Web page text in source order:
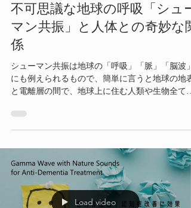
不可思議な地球の呼吸「シュー
マン共振」と人体との奇妙な関
係
シューマン共振は地球の「呼吸」「脈」「脳波」
にも例えられるもので、簡単に言うと地球の地表
と電離層の間で、地球上に住む人類や生物全てを
いる地球発信の電磁周波数のこと。そしてこの電
磁周波数には人の脳波の一種である「アルファ
Load video